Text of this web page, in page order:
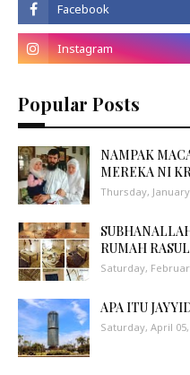
Popular Posts
NAMPAK
MEREKA NI
Thursday, January
Saturday,
APA ITU
Saturday, April 05,